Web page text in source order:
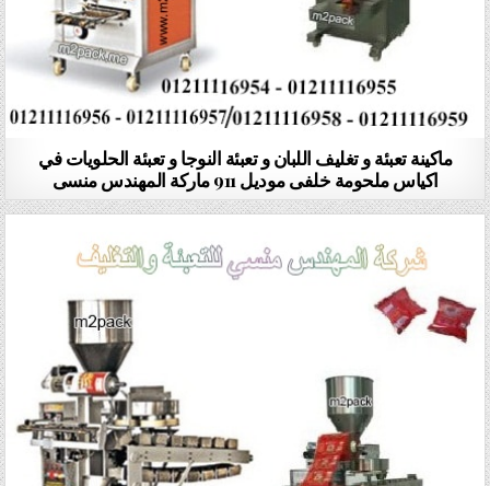
ماكينة تعبئة و تغليف اللبان و تعبئة النوجا و تعبئة الحلويات في
اكياس ملحومة خلفى موديل 911 ماركة المهندس منسى